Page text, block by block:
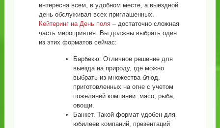
интересна всем, в удобном месте, а выездной
день обслуживал всех приглашенных.
Кейтеринг на День поля– достаточно сложная
часть мероприятия. Вы должны выбрать один
из этих форматов сейчас:
Барбекю. Отличное решение для
выезда на природу, где можно
выбрать из множества блюд,
приготовленных на огне с учетом
пожеланий компании: мясо, рыба,
овощи.
Банкет. Такой формат удобен для
юбилеев компаний, презентаций